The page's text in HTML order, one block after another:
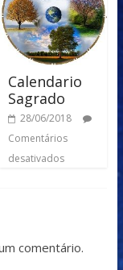
Calendario
Sagrado
28/06/2018
Comentários
desativados
comentário.